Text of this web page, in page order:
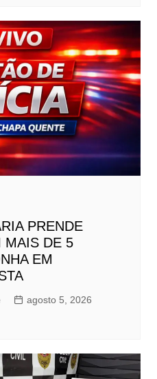
PRENDE
MAIS DE 5
EM
agosto 5, 2026